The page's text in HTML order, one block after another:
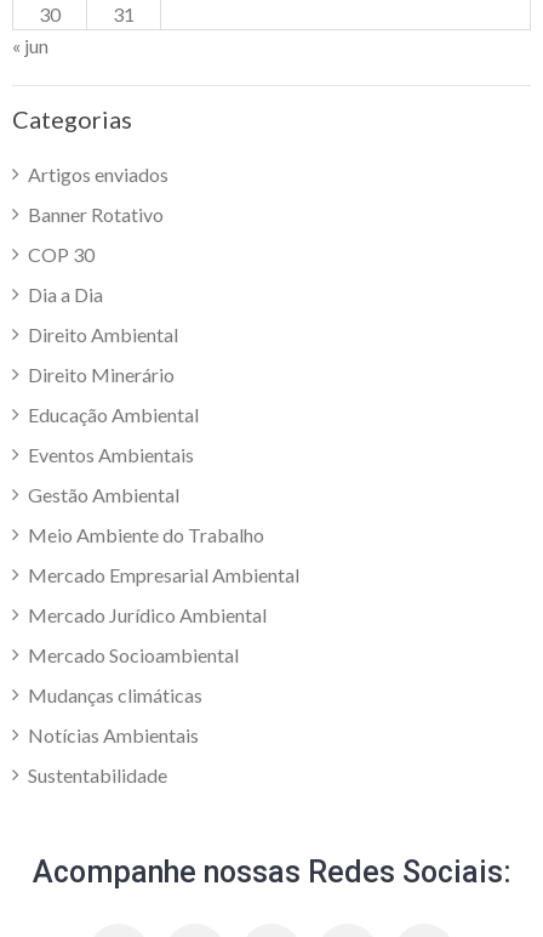
30
31
« jun
Categorias
Artigos enviados
Banner Rotativo
COP 30
Dia a Dia
Direito Ambiental
Direito Minerário
Educação Ambiental
Eventos Ambientais
Gestão Ambiental
Meio Ambiente do Trabalho
Mercado Empresarial Ambiental
Mercado Jurídico Ambiental
Mercado Socioambiental
Mudanças climáticas
Notícias Ambientais
Sustentabilidade
Acompanhe nossas Redes Sociais: